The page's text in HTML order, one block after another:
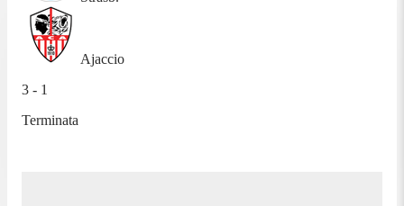
Ajaccio
3 - 1
Terminata